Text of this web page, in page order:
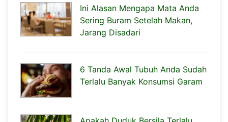
Ini Alasan Mengapa Mata Anda
Sering Buram Setelah Makan,
Jarang Disadari
6 Tanda Awal Tubuh Anda Sudah
Terlalu Banyak Konsumsi Garam